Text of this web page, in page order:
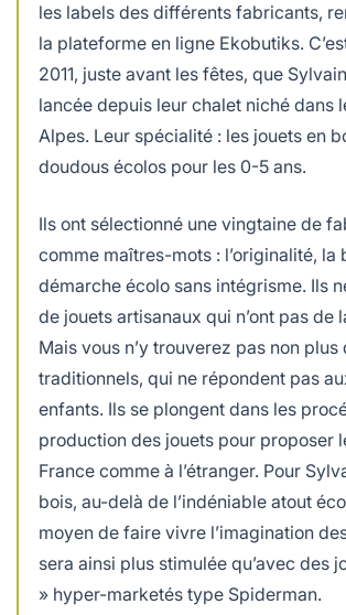
les labels des différents fabricants,
la plateforme en ligne Ekobutiks.
2011, juste avant les fêtes, que
lancée depuis leur chalet niché dans
Alpes. Leur spécialité : les jouets en
doudous écolos pour les 0-5 ans.
Ils ont sélectionné une vingtaine de
comme maîtres-mots : l’originalité, la
démarche écolo sans intégrisme. Ils
de jouets artisanaux qui n’ont pas de
Mais vous n’y trouverez pas non
traditionnels, qui ne répondent pas
enfants. Ils se plongent dans les
production des jouets pour proposer
France comme à l’étranger. Pour
bois, au-delà de l’indéniable atout
moyen de faire vivre l’imagination
sera ainsi plus stimulée qu’avec des
» hyper-marketés type Spiderman.